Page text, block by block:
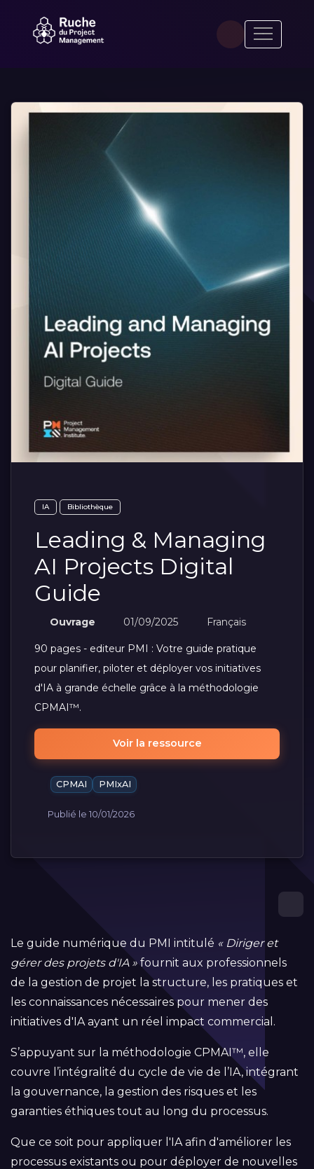
IA Bibliothèque
Leading & Managing
AI Projects Digital
Guide
Ouvrage 01/09/2025 Français
90 pages - editeur PMI : Votre guide pratique
pour planifier, piloter et déployer vos initiatives
d'IA à grande échelle grâce à la méthodologie
CPMAI™.
Voir la ressource
CPMAI PMIxAI
Publié le 10/01/2026
Le guide numérique du PMI intitulé « Diriger et
gérer des projets d'IA »fournit aux professionnels
de la gestion de projet la structure, les pratiques et
les connaissances nécessaires pour mener des
initiatives d'IA ayant un réel impact commercial.
S’appuyant sur la méthodologie CPMAI™, elle
couvre l’intégralité du cycle de vie de l’IA, intégrant
la gouvernance, la gestion des risques et les
garanties éthiques tout au long du processus.
Que ce soit pour appliquer l'IA afin d'améliorer les
processus existants ou pour déployer de nouvelles